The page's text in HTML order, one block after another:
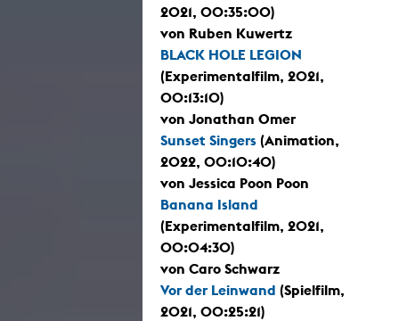
2021, 00:35:00)
von Ruben Kuwertz
BLACK HOLE LEGION
(Experimentalfilm, 2021,
00:13:10)
von Jonathan Omer
Sunset Singers (Animation,
2022, 00:10:40)
von Jessica Poon Poon
Banana Island
(Experimentalfilm, 2021,
00:04:30)
von Caro Schwarz
Vor der Leinwand (Spielfilm,
2021, 00:25:21)